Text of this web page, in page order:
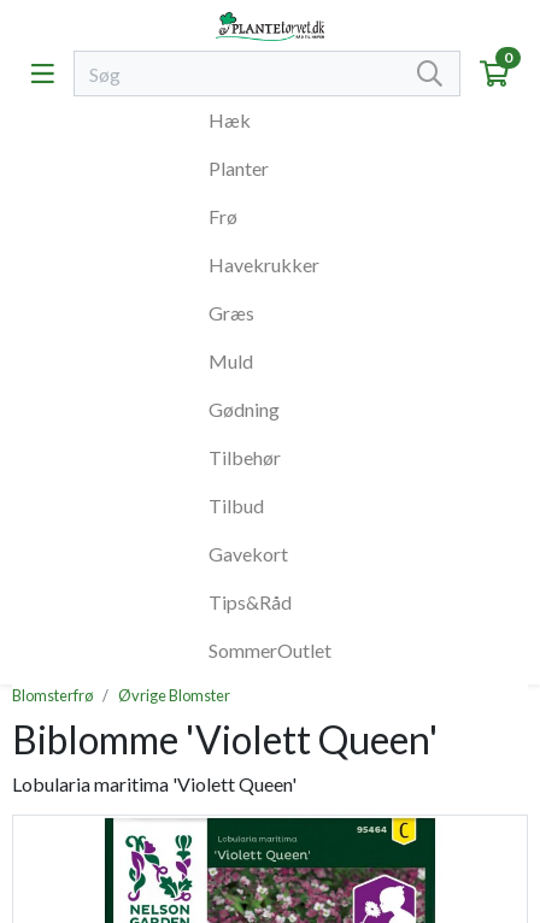
0
Hæk
Planter
Frø
Havekrukker
Græs
Muld
Gødning
Tilbehør
Tilbud
Gavekort
Tips&Råd
SommerOutlet
Blomsterfrø Øvrige Blomster
Biblomme 'Violett Queen'
Lobularia maritima 'Violett Queen'